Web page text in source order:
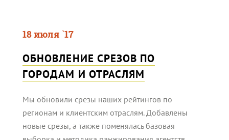
18 июля `17
ОБНОВЛЕНИЕ СРЕЗОВ ПО
ГОРОДАМ И ОТРАСЛЯМ
Мы обновили срезы наших рейтингов по
регионам и клиентским отраслям. Добавлены
новые срезы, а также поменялась базовая